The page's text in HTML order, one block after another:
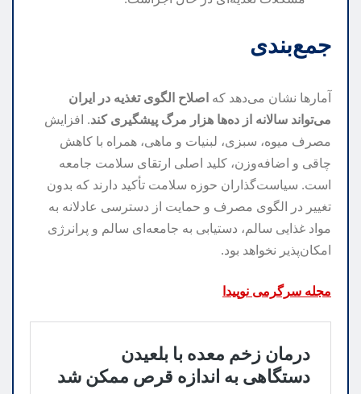
جمع‌بندی
آمارها نشان می‌دهد که اصلاح الگوی تغذیه در ایران
می‌تواند سالانه از ده‌ها هزار مرگ پیشگیری کند. افزایش
مصرف میوه، سبزی، لبنیات و ماهی، همراه با کاهش
چاقی و اضافه‌وزن، کلید اصلی ارتقای سلامت جامعه
است. سیاست‌گذاران حوزه سلامت تأکید دارند که بدون
تغییر در الگوی مصرف و حمایت از دسترسی عادلانه به
مواد غذایی سالم، دستیابی به جامعه‌ای سالم و پرانرژی
امکان‌پذیر نخواهد بود.
مجله سرگرمی نوپیدا